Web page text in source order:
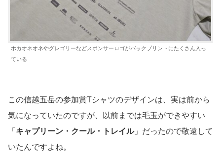
ホカオネオネやグレゴリーなどスポンサーロゴがバックプリントにたくさん入っ
ている
この信越五岳の参加賞Tシャツのデザインは、実は前から
気になっていたのですが、以前までは毛玉ができやすい
「 キャプリーン・クール・トレイル」だったので敬遠して
いたんですよね。